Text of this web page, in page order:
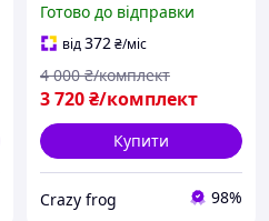
захисний ігровий центр,
огорожа для двору,
малюки,
Готово до відправки
від372₴/міс
3 720₴/комплект
4 000 ₴/комплект
Купити
Crazy frog 98%